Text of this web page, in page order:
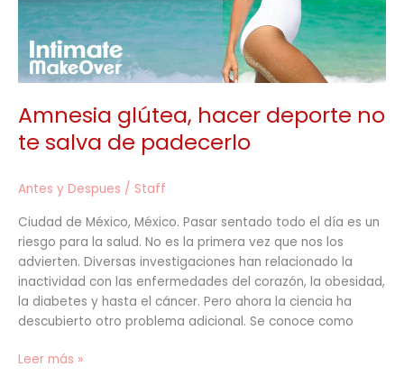
Amnesia glútea, hacer deporte no
te salva de padecerlo
Antes y Despues / Staff
Ciudad de México, México. Pasar sentado todo el día es un
riesgo para la salud. No es la primera vez que nos los
advierten. Diversas investigaciones han relacionado la
inactividad con las enfermedades del corazón, la obesidad,
la diabetes y hasta el cáncer. Pero ahora la ciencia ha
descubierto otro problema adicional. Se conoce como
de
padecerlo
Leer más »